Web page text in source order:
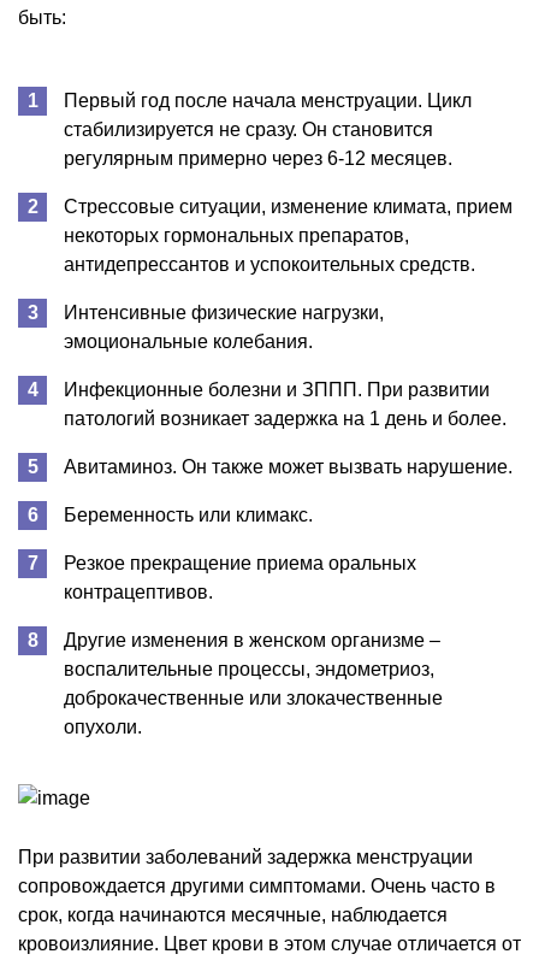
быть:
Первый год после начала менструации. Цикл
стабилизируется не сразу. Он становится
регулярным примерно через 6-12 месяцев.
Стрессовые ситуации, изменение климата, прием
некоторых гормональных препаратов,
антидепрессантов и успокоительных средств.
Интенсивные физические нагрузки,
эмоциональные колебания.
Инфекционные болезни и ЗППП. При развитии
патологий возникает задержка на 1 день и более.
Авитаминоз. Он также может вызвать нарушение.
Беременность или климакс.
Резкое прекращение приема оральных
контрацептивов.
Другие изменения в женском организме –
воспалительные процессы, эндометриоз,
доброкачественные или злокачественные
опухоли.
При развитии заболеваний задержка менструации
сопровождается другими симптомами. Очень часто в
срок, когда начинаются месячные, наблюдается
кровоизлияние. Цвет крови в этом случае отличается от